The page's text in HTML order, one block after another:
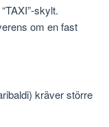
skylt.
om en fast
kräver större